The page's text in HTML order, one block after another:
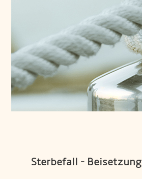
Sterbefall - Beisetzung